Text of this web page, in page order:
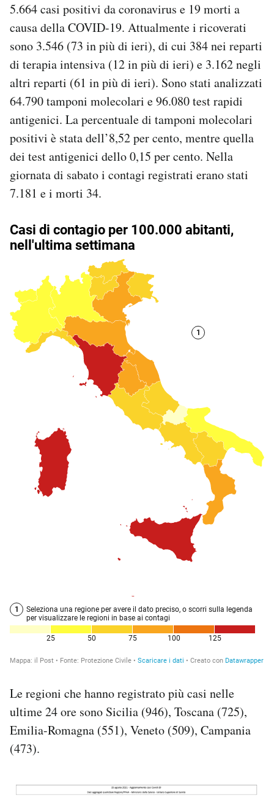
I MIEI PREFERITI
SHOP
CALENDARIO
AREA PERSONALE
Area Personale
Newsletter
Regala il Post
Hai bisogno di aiuto?
5.664 casi positivi da coronavirus e 19 morti a
causa della COVID-19. Attualmente i ricoverati
sono 3.546 (73 in più di ieri), di cui 384 nei reparti
di terapia intensiva (12 in più di ieri) e 3.162 negli
altri reparti (61 in più di ieri). Sono stati analizzati
64.790 tamponi molecolari e 96.080 test rapidi
antigenici. La percentuale di tamponi molecolari
positivi è stata dell’8,52 per cento, mentre quella
dei test antigenici dello 0,15 per cento. Nella
giornata di sabato i contagi registrati erano stati
7.181 e i morti 34.
Le regioni che hanno registrato più casi nelle
ultime 24 ore sono Sicilia (946), Toscana (725),
Emilia-Romagna (551), Veneto (509), Campania
(473).